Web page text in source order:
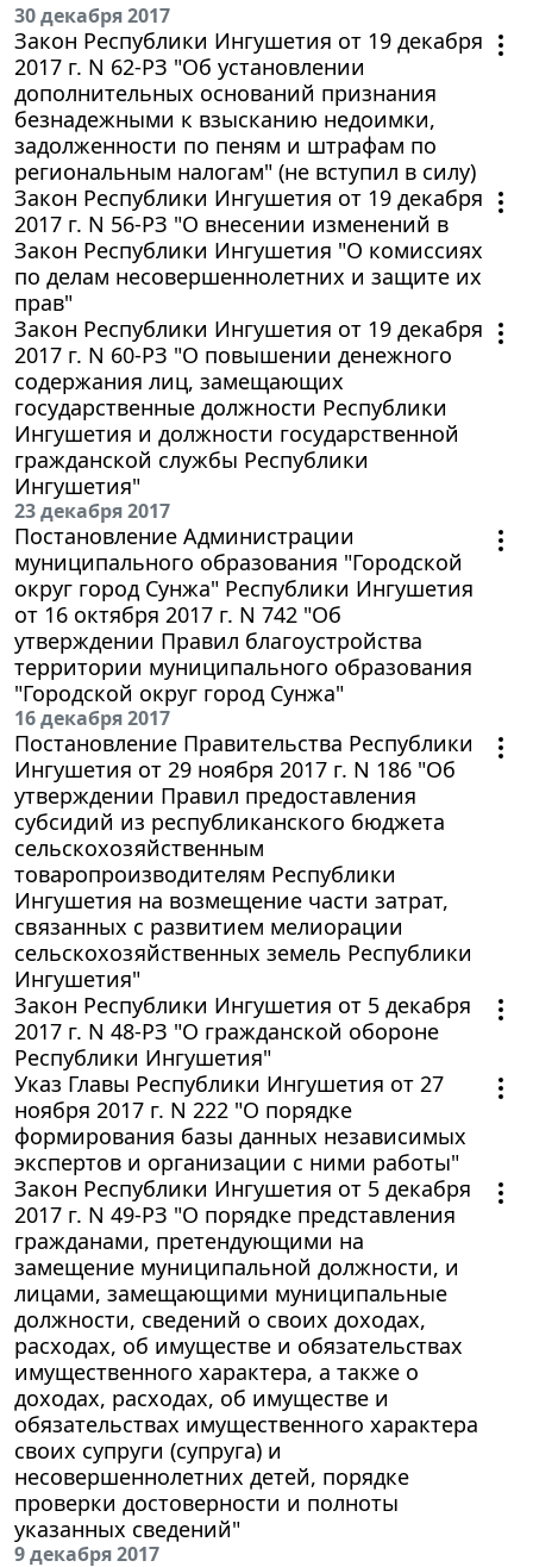
30 декабря 2017
Закон Республики Ингушетия от 19 декабря
2017 г. N 62-РЗ "Об установлении
дополнительных оснований признания
безнадежными к взысканию недоимки,
задолженности по пеням и штрафам по
региональным налогам" (не вступил в силу)
Закон Республики Ингушетия от 19 декабря
2017 г. N 56-РЗ "О внесении изменений в
Закон Республики Ингушетия "О комиссиях
по делам несовершеннолетних и защите их
прав"
Закон Республики Ингушетия от 19 декабря
2017 г. N 60-РЗ "О повышении денежного
содержания лиц, замещающих
государственные должности Республики
Ингушетия и должности государственной
гражданской службы Республики
Ингушетия"
23 декабря 2017
Постановление Администрации
муниципального образования "Городской
округ город Сунжа" Республики Ингушетия
от 16 октября 2017 г. N 742 "Об
утверждении Правил благоустройства
территории муниципального образования
"Городской округ город Сунжа"
16 декабря 2017
Постановление Правительства Республики
Ингушетия от 29 ноября 2017 г. N 186 "Об
утверждении Правил предоставления
субсидий из республиканского бюджета
сельскохозяйственным
товаропроизводителям Республики
Ингушетия на возмещение части затрат,
связанных с развитием мелиорации
сельскохозяйственных земель Республики
Ингушетия"
Закон Республики Ингушетия от 5 декабря
2017 г. N 48-РЗ "О гражданской обороне
Республики Ингушетия"
Указ Главы Республики Ингушетия от 27
ноября 2017 г. N 222 "О порядке
формирования базы данных независимых
экспертов и организации с ними работы"
Закон Республики Ингушетия от 5 декабря
2017 г. N 49-РЗ "О порядке представления
гражданами, претендующими на
замещение муниципальной должности, и
лицами, замещающими муниципальные
должности, сведений о своих доходах,
расходах, об имуществе и обязательствах
имущественного характера, а также о
доходах, расходах, об имуществе и
обязательствах имущественного характера
своих супруги (супруга) и
несовершеннолетних детей, порядке
проверки достоверности и полноты
указанных сведений"
9 декабря 2017